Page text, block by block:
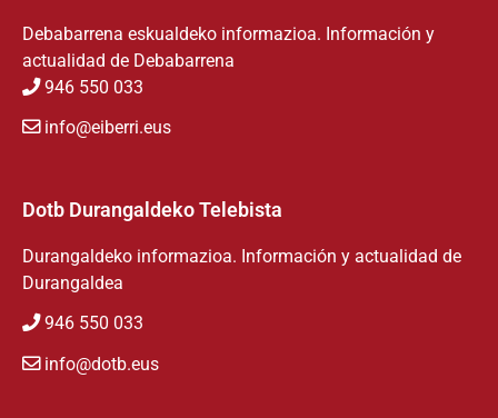
Debabarrena eskualdeko informazioa. Información y
actualidad de Debabarrena
946 550 033
info@eiberri.eus
Dotb Durangaldeko Telebista
Durangaldeko informazioa. Información y actualidad de
Durangaldea
946 550 033
info@dotb.eus